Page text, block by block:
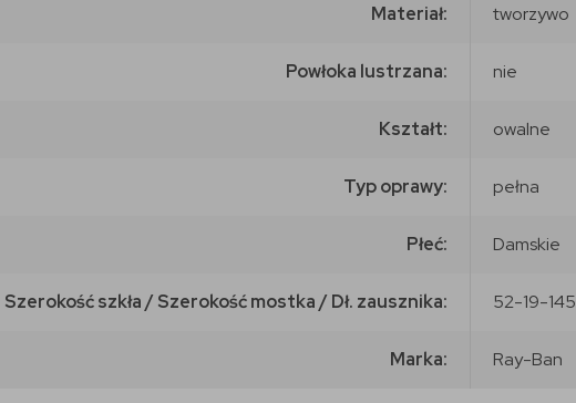
Materiał: tworzywo
Powłoka lustrzana: nie
Kształt: owalne
Typ oprawy: pełna
Płeć: Damskie
Szerokość szkła / Szerokość mostka / Dł. zausznika: 52-19-145
Marka: Ray-Ban